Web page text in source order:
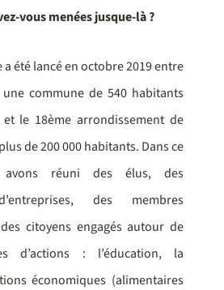
vous menées jusque-là ?
été lancé en octobre 2019 entre
commune de 540 habitants
et le 18ème arrondissement de
de 200 000 habitants. Dans ce
avons réuni des élus, des
des membres
citoyens engagés autour de
d’actions : l’éducation, la
économiques (alimentaires